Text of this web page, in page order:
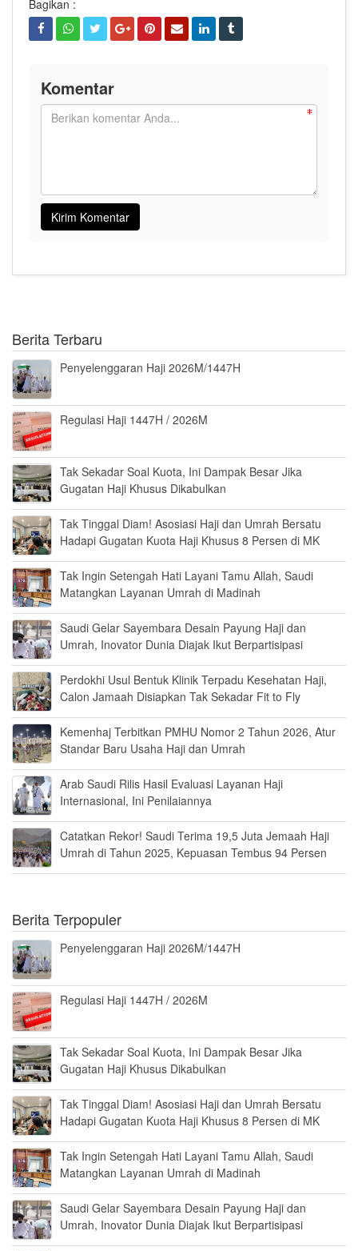
Bagikan :
Komentar
Berita Terbaru
Penyelenggaran Haji 2026M/1447H
Regulasi Haji 1447H / 2026M
Tak Sekadar Soal Kuota, Ini Dampak Besar Jika
Gugatan Haji Khusus Dikabulkan
Tak Tinggal Diam! Asosiasi Haji dan Umrah Bersatu
Hadapi Gugatan Kuota Haji Khusus 8 Persen di MK
Tak Ingin Setengah Hati Layani Tamu Allah, Saudi
Matangkan Layanan Umrah di Madinah
Saudi Gelar Sayembara Desain Payung Haji dan
Umrah, Inovator Dunia Diajak Ikut Berpartisipasi
Perdokhi Usul Bentuk Klinik Terpadu Kesehatan Haji,
Calon Jamaah Disiapkan Tak Sekadar Fit to Fly
Kemenhaj Terbitkan PMHU Nomor 2 Tahun 2026, Atur
Standar Baru Usaha Haji dan Umrah
Arab Saudi Rilis Hasil Evaluasi Layanan Haji
Internasional, Ini Penilaiannya
Catatkan Rekor! Saudi Terima 19,5 Juta Jemaah Haji
Umrah di Tahun 2025, Kepuasan Tembus 94 Persen
Berita Terpopuler
Penyelenggaran Haji 2026M/1447H
Regulasi Haji 1447H / 2026M
Tak Sekadar Soal Kuota, Ini Dampak Besar Jika
Gugatan Haji Khusus Dikabulkan
Tak Tinggal Diam! Asosiasi Haji dan Umrah Bersatu
Hadapi Gugatan Kuota Haji Khusus 8 Persen di MK
Tak Ingin Setengah Hati Layani Tamu Allah, Saudi
Matangkan Layanan Umrah di Madinah
Saudi Gelar Sayembara Desain Payung Haji dan
Umrah, Inovator Dunia Diajak Ikut Berpartisipasi